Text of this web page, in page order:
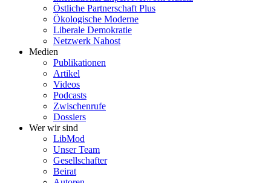
Östliche Partner­schaft Plus
Ökolo­gische Moderne
Liberale Demokratie
Netzwerk Nahost
Medien
Publi­ka­tionen
Artikel
Videos
Podcasts
Zwischenrufe
Dossiers
Wer wir sind
LibMod
Unser Team
Gesell­schafter
Beirat